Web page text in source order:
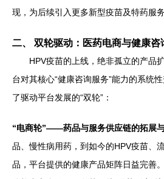
现，为后续引入更多新型疫苗及特药服
二、 双轮驱动：医药电商与健康咨
HPV疫苗的上线，绝非孤立的产品
台对其核心“健康咨询服务”能力的系统
了驱动平台发展的“双轮”：
“电商轮”——药品与服务供应链的拓展
品、慢性病用药，到如今的HPV疫苗、
品，平台提供的健康产品矩阵日益完善